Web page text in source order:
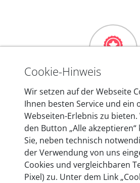
Mehr als 10 Jahre
In den Kfz-Diagnosegeräten
mehr als 10 Jahre Erfahrung,
entwickeln wir unsere
Berlin laufend weiter. Auf diese
heute mehr als 60.000
Cookie-Hinweis
Wir setzen auf der Webseite
Ihnen besten Service und ein
Webseiten-Erlebnis zu bieten.
den Button „Alle
Sie, neben technisch
der Verwendung von uns
Cookies und vergleichbaren
Pixel) zu. Unter dem Link